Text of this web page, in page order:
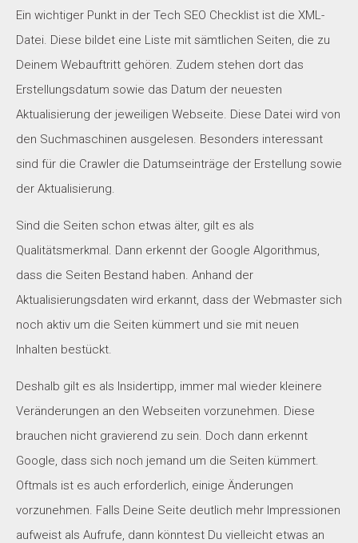
Ein wichtiger Punkt in der Tech SEO Checklist ist die XML-
Datei. Diese bildet eine Liste mit sämtlichen Seiten, die zu
Deinem Webauftritt gehören. Zudem stehen dort das
Erstellungsdatum sowie das Datum der neuesten
Aktualisierung der jeweiligen Webseite. Diese Datei wird von
den Suchmaschinen ausgelesen. Besonders interessant
sind für die Crawler die Datumseinträge der Erstellung sowie
der Aktualisierung.
Sind die Seiten schon etwas älter, gilt es als
Qualitätsmerkmal. Dann erkennt der Google Algorithmus,
dass die Seiten Bestand haben. Anhand der
Aktualisierungsdaten wird erkannt, dass der Webmaster sich
noch aktiv um die Seiten kümmert und sie mit neuen
Inhalten bestückt.
Deshalb gilt es als Insidertipp, immer mal wieder kleinere
Veränderungen an den Webseiten vorzunehmen. Diese
brauchen nicht gravierend zu sein. Doch dann erkennt
Google, dass sich noch jemand um die Seiten kümmert.
Oftmals ist es auch erforderlich, einige Änderungen
vorzunehmen. Falls Deine Seite deutlich mehr Impressionen
aufweist als Aufrufe, dann könntest Du vielleicht etwas an